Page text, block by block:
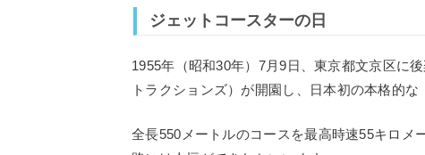
ジェットコースターの日
1955年（昭和30年）7月9日、東京都文京区に
トラクションズ）が開園し、日本初の本格的
全長550メートルのコースを最高時速55キロメ